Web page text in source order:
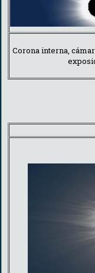
Corona interna,